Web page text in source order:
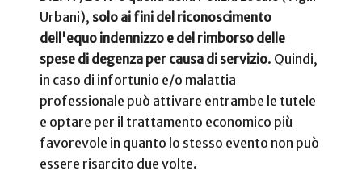
Urbani), solo ai fini del riconoscimento
dell'equo indennizzo e del rimborso delle
spese di degenza per causa di servizio. Quindi,
in caso di infortunio e/o malattia
professionale può attivare entrambe le tutele
e optare per il trattamento economico più
favorevole in quanto lo stesso evento non può
essere risarcito due volte.